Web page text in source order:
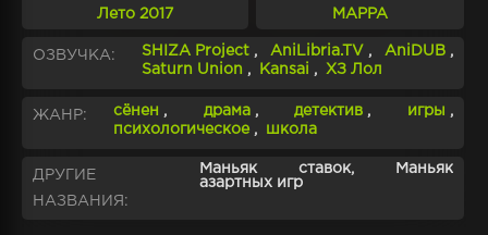
Лето 2017
MAPPA
ОЗВУЧКА: SHIZA Project , AniLibria.TV , AniDUB ,
Saturn Union , Kansai , ХЗ Лол
ЖАНР: сёнен , драма , детектив , игры ,
психологическое , школа
ДРУГИЕ
НАЗВАНИЯ:
Маньяк ставок, Маньяк
азартных игр